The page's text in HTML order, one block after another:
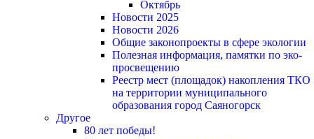
Октябрь
Новости 2025
Новости 2026
Общие законопроекты в сфере экологии
Полезная информация, памятки по эко-
просвещению
Реестр мест (площадок) накопления ТКО
на территории муниципального
образования город Саяногорск
Другое
80 лет победы!